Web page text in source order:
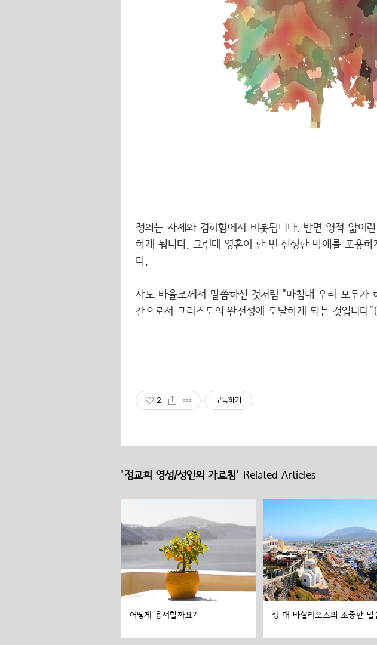
정의는 자제와 겸허함에서 비롯됩니다. 반면 영적 앎이
하게 됩니다. 그런데 영혼이 한 번 신성한 박애를 포용
다.
사도 바울로께서 말씀하신 것처럼 "마침내 우리 모두가
간으로서 그리스도의 완전성에 도달하게 되는 것입니다
2 구독하기
'정교회 영성/성인의 가르침' Related Articles
어떻게 용서할까요? 성 대 바실리오스의 소중한 말